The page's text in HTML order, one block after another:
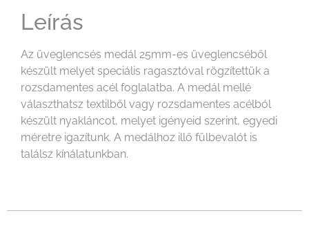
Leírás
Az üveglencsés medál 25mm-es üveglencséből
készült melyet speciális ragasztóval rögzítettük a
rozsdamentes acél foglalatba. A medál mellé
választhatsz textilből vagy rozsdamentes acélból
készült nyakláncot, melyet igényeid szerint, egyedi
méretre igazítunk. A medálhoz illő fülbevalót is
találsz kínálatunkban.